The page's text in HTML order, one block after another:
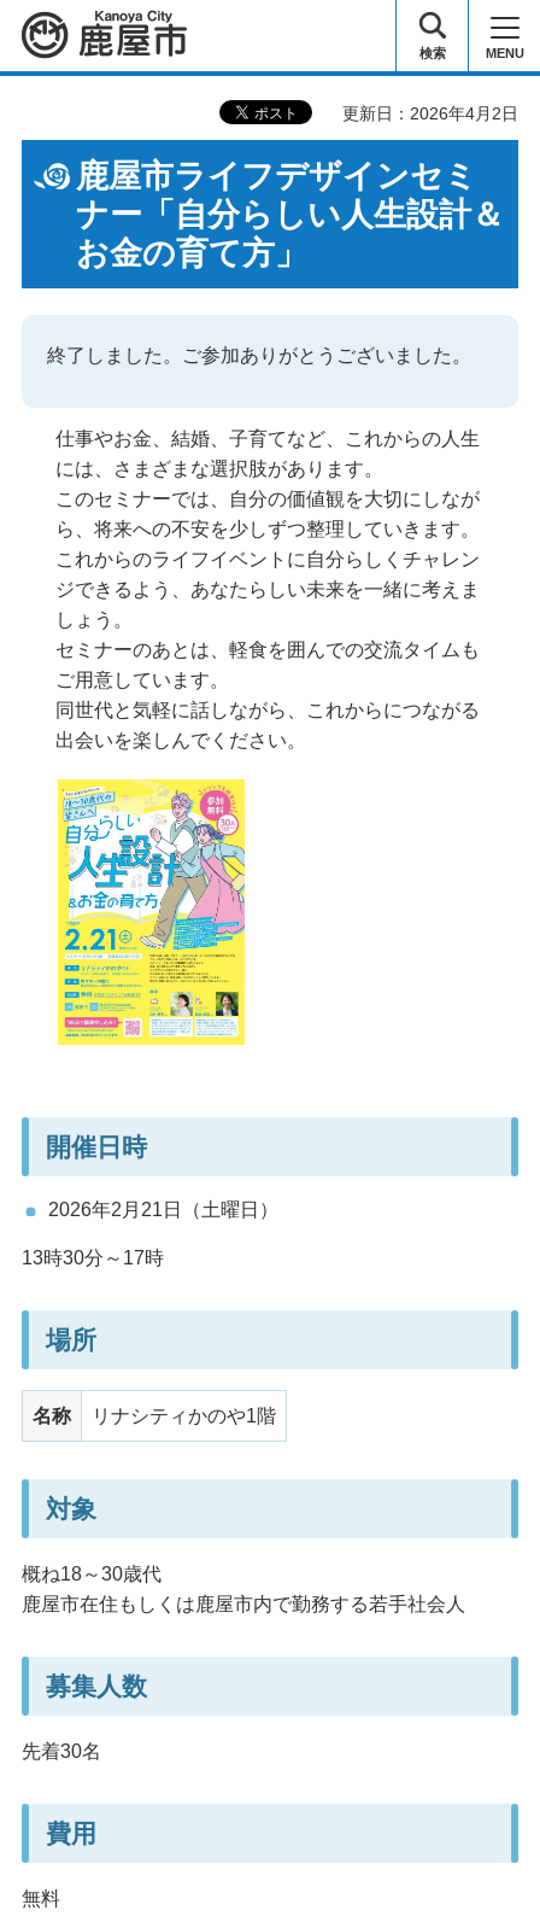
鹿屋市 検索 MENU
更新日：2026年4月2日
鹿屋市ライフデザインセミ
ナー「自分らしい人生設計＆
お金の育て方」
終了しました。ご参加ありがとうございました。
仕事やお金、結婚、子育てなど、これからの人生
には、さまざまな選択肢があります。
このセミナーでは、自分の価値観を大切にしなが
ら、将来への不安を少しずつ整理していきます。
これからのライフイベントに自分らしくチャレン
ジできるよう、あなたらしい未来を一緒に考えま
しょう。
セミナーのあとは、軽食を囲んでの交流タイムも
ご用意しています。
同世代と気軽に話しながら、これからにつながる
出会いを楽しんでください。
開催日時
2026年2月21日（土曜日）
13時30分～17時
場所
名称 リナシティかのや1階
対象
概ね18～30歳代
鹿屋市在住もしくは鹿屋市内で勤務する若手社会人
募集人数
先着30名
費用
無料